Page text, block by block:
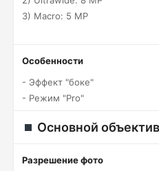
3) Macro: 5 MP
Особенности
- Эффект "боке"
- Режим "Pro"
Основной объектив
Разрешение фото